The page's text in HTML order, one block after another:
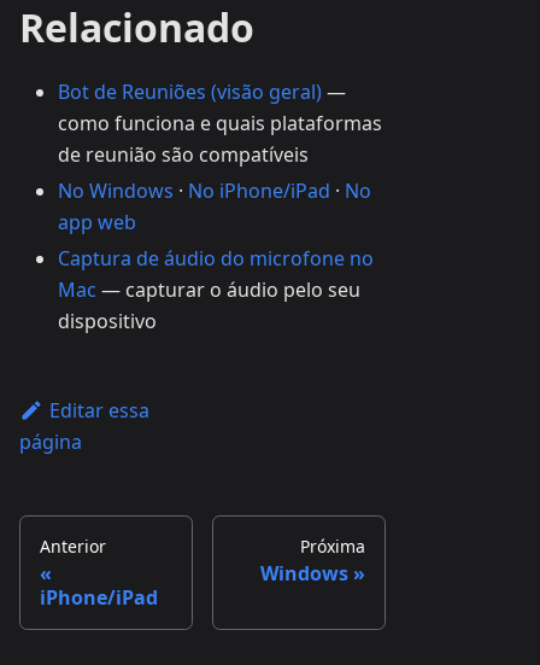
Relacionado
Bot de Reuniões (visão geral)—
como funciona e quais plataformas
de reunião são compatíveis
No Windows · No iPhone/iPad · No
app web
Captura de áudio do microfone no
Mac — capturar o áudio pelo seu
dispositivo
Editar essa
página
Anterior
iPhone/iPad
Próxima
Windows